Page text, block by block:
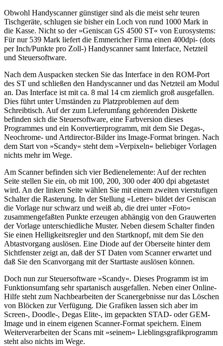
Obwohl Handyscanner günstiger sind als die meist sehr teuren
Tischgeräte, schlugen sie bisher ein Loch von rund 1000 Mark in
die Kasse. Nicht so der »Geniscan GS 4500 ST« von Eurosystems:
Für nur 539 Mark liefert die Emmericher Firma einen 400dpi- (dots
per Inch/Punkte pro Zoll-) Handyscanner samt Interface, Netzteil
und Steuersoftware.
Nach dem Auspacken stecken Sie das Interface in den ROM-Port
des ST und schließen den Handyscanner und das Netzteil am Modul
an. Das Interface ist mit ca. 8 mal 14 cm ziemlich groß ausgefallen.
Dies führt unter Umständen zu Platzproblemen auf dem
Schreibtisch. Auf der zum Lieferumfang gehörenden Diskette
befinden sich die Steuersoftware, eine Farbversion dieses
Programmes und ein Konvertierprogramm, mit dem Sie Degas-,
Neochrome- und Artdirector-Bilder ins Image-Format bringen. Nach
dem Start von »Scandy« steht dem »Verpixeln« beliebiger Vorlagen
nichts mehr im Wege.
Am Scanner befinden sich vier Bedienelemente: Auf der rechten
Seite stellen Sie ein, ob mit 100, 200, 300 oder 400 dpi abgetastet
wird. An der linken Seite wählen Sie mit einem zweiten vierstufigen
Schalter die Rasterung. In der Stellung »Letter« bildet der Geniscan
die Vorlage nur schwarz und weiß ab, die drei unter »Foto«
zusammengefaßten Punkte erzeugen abhängig von den Grauwerten
der Vorlage unterschiedliche Muster. Neben diesem Schalter finden
Sie einen Helligkeitsregler und den Startknopf, mit dem Sie den
Abtastvorgang auslösen. Eine Diode auf der Oberseite hinter dem
Sichtfenster zeigt an, daß der ST Daten vom Scanner erwartet und
daß Sie den Scanvorgang mit der Starttaste auslösen können.
Doch nun zur Steuersoftware »Scandy«. Dieses Programm ist im
Funktionsumfang sehr spartanisch ausgefallen. Neben einer Online-
Hilfe steht zum Nachbearbeiten der Scanergebnisse nur das Löschen
von Blöcken zur Verfügung. Die Grafiken lassen sich aber im
Screen-, Doodle-, Degas Elite-, im gepackten STAD- oder GEM-
Image und in einem eigenen Scanner-Format speichern. Einem
Weiterverarbeiten der Scans mit »seinem« Lieblingsgrafikprogramm
steht also nichts im Wege.